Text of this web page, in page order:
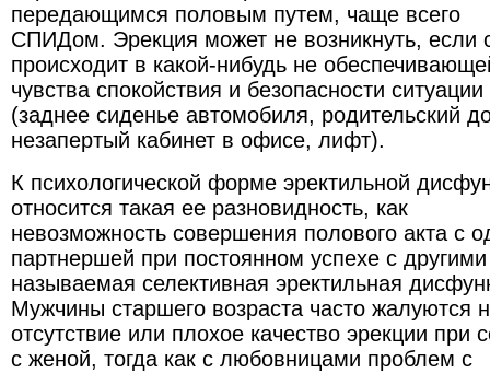
передающимся половым путем, чаще всего
СПИДом. Эрекция может не возникнуть, если
происходит в какой-нибудь не
чувства спокойствия и безопасности ситуации
(заднее сиденье автомобиля, родительский
незапертый кабинет в офисе, лифт).
К психологической форме эректильной
относится такая ее разновидность, как
невозможность совершения полового акта с
партнершей при постоянном успехе с другими
называемая селективная эректильная
Мужчины старшего возраста часто жалуются
отсутствие или плохое качество эрекции при
с женой, тогда как с любовницами проблем с